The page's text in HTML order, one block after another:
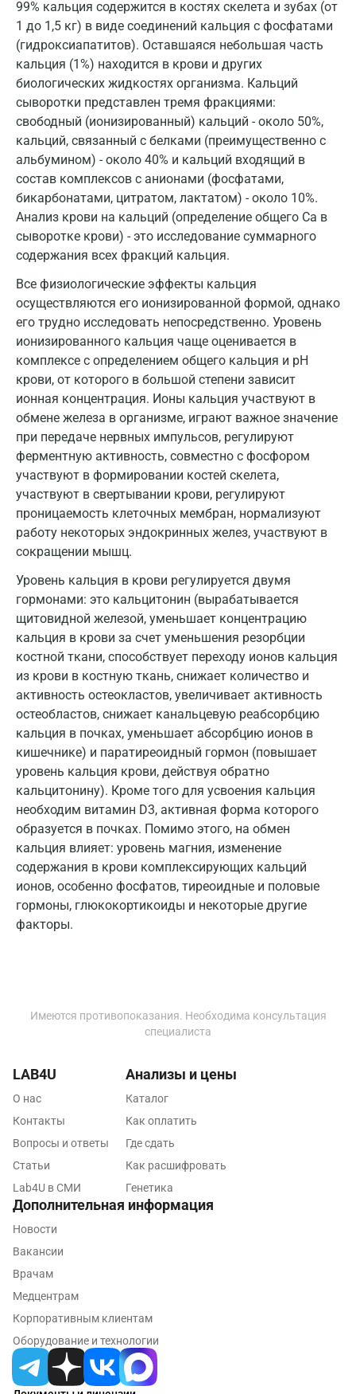
99% кальция содержится в костях скелета и зубах (от
1 до 1,5 кг) в виде соединений кальция с фосфатами
(гидроксиапатитов). Оставшаяся небольшая часть
кальция (1%) находится в крови и других
биологических жидкостях организма. Кальций
сыворотки представлен тремя фракциями:
свободный (ионизированный) кальций - около 50%,
кальций, связанный с белками (преимущественно с
альбумином) - около 40% и кальций входящий в
состав комплексов с анионами (фосфатами,
бикарбонатами, цитратом, лактатом) - около 10%.
Анализ крови на кальций (определение общего Ca в
сыворотке крови) - это исследование суммарного
содержания всех фракций кальция.
Все физиологические эффекты кальция
осуществляются его ионизированной формой, однако
его трудно исследовать непосредственно. Уровень
ионизированного кальция чаще оценивается в
комплексе с определением общего кальция и pH
крови, от которого в большой степени зависит
ионная концентрация. Ионы кальция участвуют в
обмене железа в организме, играют важное значение
при передаче нервных импульсов, регулируют
ферментную активность, совместно с фосфором
участвуют в формировании костей скелета,
участвуют в свертывании крови, регулируют
проницаемость клеточных мембран, нормализуют
работу некоторых эндокринных желез, участвуют в
сокращении мышц.
Уровень кальция в крови регулируется двумя
гормонами: это кальцитонин (вырабатывается
щитовидной железой, уменьшает концентрацию
кальция в крови за счет уменьшения резорбции
костной ткани, способствует переходу ионов кальция
из крови в костную ткань, снижает количество и
активность остеокластов, увеличивает активность
остеобластов, снижает канальцевую реабсорбцию
кальция в почках, уменьшает абсорбцию ионов в
кишечнике) и паратиреоидный гормон (повышает
уровень кальция крови, действуя обратно
кальцитонину). Кроме того для усвоения кальция
необходим витамин D3, активная форма которого
образуется в почках. Помимо этого, на обмен
кальция влияет: уровень магния, изменение
содержания в крови комплексирующих кальций
ионов, особенно фосфатов, тиреоидные и половые
гормоны, глюкокортикоиды и некоторые другие
факторы.
Калининград
Калуга
Кемерово
Ковров
Коломна
Королев
Кострома
Котельники
Красногорск
Красноярск
Курск
Лабинск
Липецк
Лобня
Люберцы
Майкоп
Мурино
Мурманск
Мытищи
Набережные Челны
Наро-Фоминск
Нижневартовск
Нижнекамск
Новокузнецк
Новороссийск
Новосибирск
Ногинск
Обнинск
Одинцово
Пенза
Пермь
Петрозаводск
Подольск
Псков
Пушкино
Пятигорск
Раменское
Имеются противопоказания. Необходима консультация
специалиста
LAB4U
О нас
Контакты
Вопросы и ответы
Статьи
Lab4U в СМИ
Анализы и цены
Каталог
Как оплатить
Где сдать
Как расшифровать
Генетика
Дополнительная информация
Новости
Вакансии
Врачам
Медцентрам
Корпоративным клиентам
Оборудование и технологии